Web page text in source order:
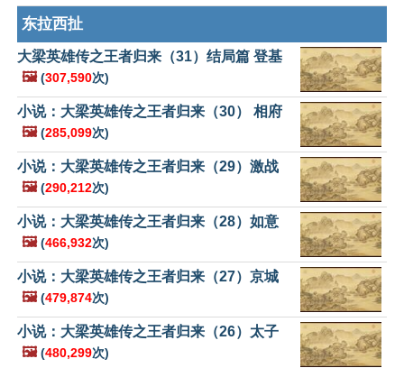
东拉西扯
大梁英雄传之王者归来（31）结局篇 登基
🖼️ (307,590次)
小说：大梁英雄传之王者归来（30） 相府
🖼️ (285,099次)
小说：大梁英雄传之王者归来（29）激战
🖼️ (290,212次)
小说：大梁英雄传之王者归来（28）如意
🖼️ (466,932次)
小说：大梁英雄传之王者归来（27）京城
🖼️ (479,874次)
小说：大梁英雄传之王者归来（26）太子
🖼️ (480,299次)